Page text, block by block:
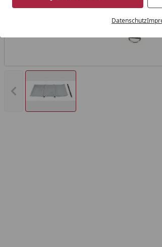
Datenschutz
Vorheriges Bild anzeigen